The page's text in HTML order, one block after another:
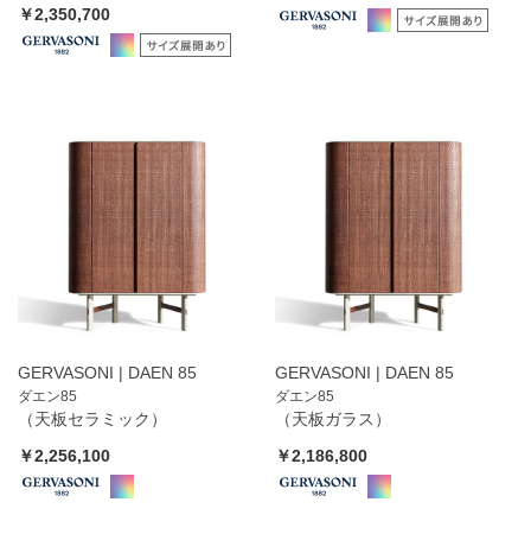
￥2,350,700
GERVASONI | DAEN 85
ダエン85
（天板セラミック）
￥2,256,100
GERVASONI | DAEN 85
ダエン85
（天板ガラス）
￥2,186,800